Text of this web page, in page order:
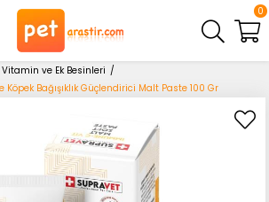
0
Vitamin ve Ek Besinleri
Bağışıklık Güçlendirici Malt Paste 100 Gr